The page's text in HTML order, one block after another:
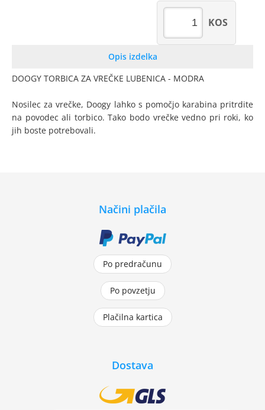
KOS
Opis izdelka
DOOGY TORBICA ZA VREČKE LUBENICA - MODRA
Nosilec za vrečke, Doogy lahko s pomočjo karabina pritrdite
na povodec ali torbico. Tako bodo vrečke vedno pri roki, ko
jih boste potrebovali.
Načini plačila
Po predračunu
Po povzetju
Plačilna kartica
Dostava